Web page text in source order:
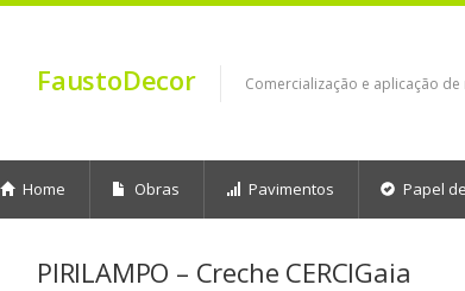
FaustoDecor Comercialização e aplicação
Home Obras Pavimentos Papel
PIRILAMPO – Creche CERCIGaia